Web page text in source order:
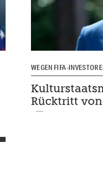
WEGEN FIFA-
Rücktritt